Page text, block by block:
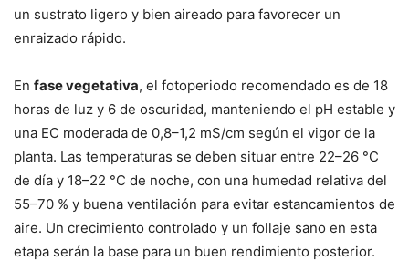
un sustrato ligero y bien aireado para favorecer un
enraizado rápido.
En fase vegetativa, el fotoperiodo recomendado es de 18
horas de luz y 6 de oscuridad, manteniendo el pH estable y
una EC moderada de 0,8–1,2 mS/cm según el vigor de la
planta. Las temperaturas se deben situar entre 22–26 °C
de día y 18–22 °C de noche, con una humedad relativa del
55–70 % y buena ventilación para evitar estancamientos de
aire. Un crecimiento controlado y un follaje sano en esta
etapa serán la base para un buen rendimiento posterior.